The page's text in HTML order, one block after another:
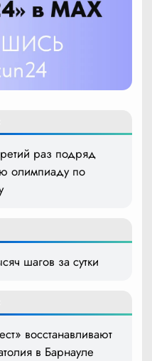
раз подряд
олимпиаду по
шагов за сутки
восстанавливают
в Барнауле